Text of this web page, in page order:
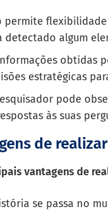
permite
detectado algum
obtidas
estratégicas
pode
às suas
de
vantagens de
se passa no